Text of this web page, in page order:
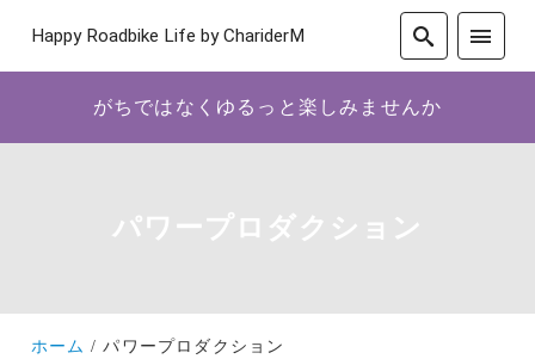
Happy Roadbike Life by ChariderM
がちではなくゆるっと楽しみませんか
パワープロダクション
ホーム パワープロダクション